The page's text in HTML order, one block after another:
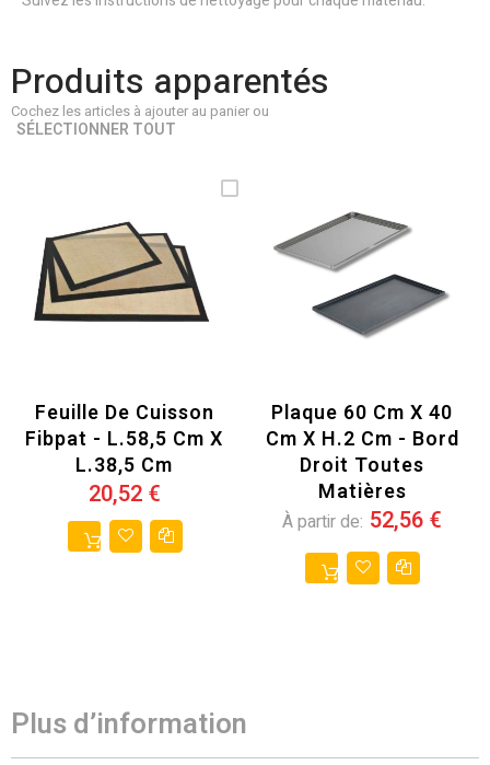
Produits apparentés
Cochez les articles à ajouter au panier ou
SÉLECTIONNER TOUT
Feuille De Cuisson
Fibpat - L.58,5 Cm X
L.38,5 Cm
20,52 €
Plaque 60 Cm X 40
Cm X H.2 Cm - Bord
Droit Toutes
Matières
À partir de 52,56 €
Plus d’information